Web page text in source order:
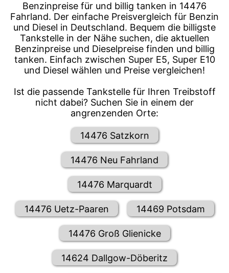
Benzinpreise für und billig tanken in 14476
Fahrland. Der einfache Preisvergleich für Benzin
und Diesel in Deutschland. Bequem die billigste
Tankstelle in der Nähe suchen, die aktuellen
Benzinpreise und Dieselpreise finden und billig
tanken. Einfach zwischen Super E5, Super E10
und Diesel wählen und Preise vergleichen!
Ist die passende Tankstelle für Ihren Treibstoff
nicht dabei? Suchen Sie in einem der
angrenzenden Orte:
14476 Satzkorn
14476 Neu Fahrland
14476 Marquardt
14476 Uetz-Paaren 14469 Potsdam
14476 Groß Glienicke
14624 Dallgow-Döberitz